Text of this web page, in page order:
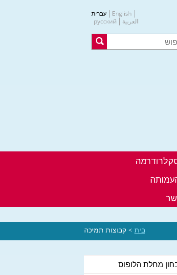
עברית
English
русский
العربية
בית > קבוצות תמיכה
מחלת הלופוס